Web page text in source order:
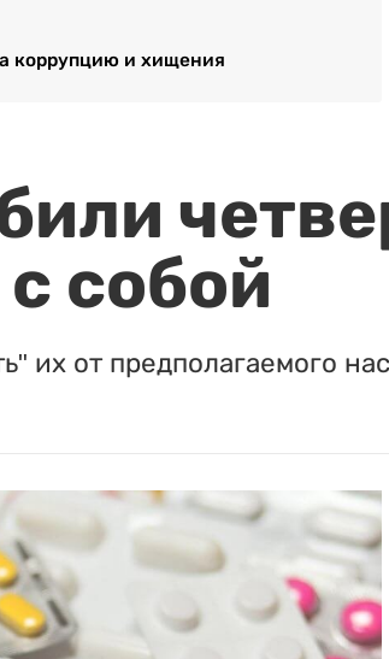
коррупцию и хищения
собой
их от предполагаемого